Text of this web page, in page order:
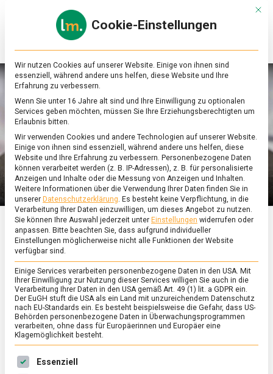
Online-
Magazin
zu
&
Ernährung
FEATURED /WISSEN
Gekommen um zu
bleiben: Invasive
Tierarten
20. August 2021 Johannes Commenton
Mit
Cookie-Einstellungen
Wir nutzen Cookies auf unserer Website. Einige von ihnen sind
essenziell, während andere uns helfen, diese Website und Ihre
Erfahrung zu verbessern.
Wenn Sie unter 16 Jahre alt sind und Ihre Einwilligung zu optionalen
Services geben möchten, müssen Sie Ihre Erziehungsberechtigten um
Erlaubnis bitten.
Wir verwenden Cookies und andere Technologien auf unserer Website.
Einige von ihnen sind essenziell, während andere uns helfen, diese
Website und Ihre Erfahrung zu verbessern. Personenbezogene Daten
können verarbeitet werden (z. B. IP-Adressen), z. B. für personalisierte
Anzeigen und Inhalte oder die Messung von Anzeigen und Inhalten.
Weitere Informationen über die Verwendung Ihrer Daten finden Sie in
unserer Datenschutzerklärung. Es besteht keine Verpflichtung, in die
Verarbeitung Ihrer Daten einzuwilligen, um dieses Angebot zu nutzen.
Sie können Ihre Auswahl jederzeit unter Einstellungen widerrufen oder
anpassen. Bitte beachten Sie, dass aufgrund individueller
Einstellungen möglicherweise nicht alle Funktionen der Website
verfügbar sind.
Einige Services verarbeiten personenbezogene Daten in den USA. Mit
Ihrer Einwilligung zur Nutzung dieser Services willigen Sie auch in die
Verarbeitung Ihrer Daten in den USA gemäß Art. 49 (1) lit. a GDPR ein.
Der EuGH stuft die USA als ein Land mit unzureichendem Datenschutz
nach EU-Standards ein. Es besteht beispielsweise die Gefahr, dass US-
Behörden personenbezogene Daten in Überwachungsprogrammen
verarbeiten, ohne dass für Europäerinnen und Europäer eine
Klagemöglichkeit besteht.
Es folgt eine Liste der Service-Gruppen, für die eine
Essenziell